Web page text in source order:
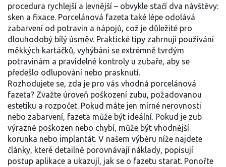
procedura rychlejší a levnější – obvykle stačí dva návštěvy:
sken a fixace. Porcelánová fazeta také lépe odolává
zabarvení od potravin a nápojů, což je důležité pro
dlouhodobý bílý úsměv. Praktické tipy zahrnují používání
měkkých kartáčků, vyhýbání se extrémně tvrdým
potravinám a pravidelné kontroly u zubaře, aby se
předešlo odlupování nebo prasknutí.
Rozhodujete se, zda je pro vás vhodná porcelánová
fazeta? Zvažte úroveň poškození zubu, požadovanou
estetiku a rozpočet. Pokud máte jen mírné nerovnosti
nebo zabarvení, fazeta může být ideální. Pokud je zub
výrazně poškozen nebo chybí, může být vhodnější
korunka nebo implantát. V našem výběru níže najdete
články, které detailně porovnávají náklady, popisují
postup aplikace a ukazují, jak se o fazetu starat. Ponořte